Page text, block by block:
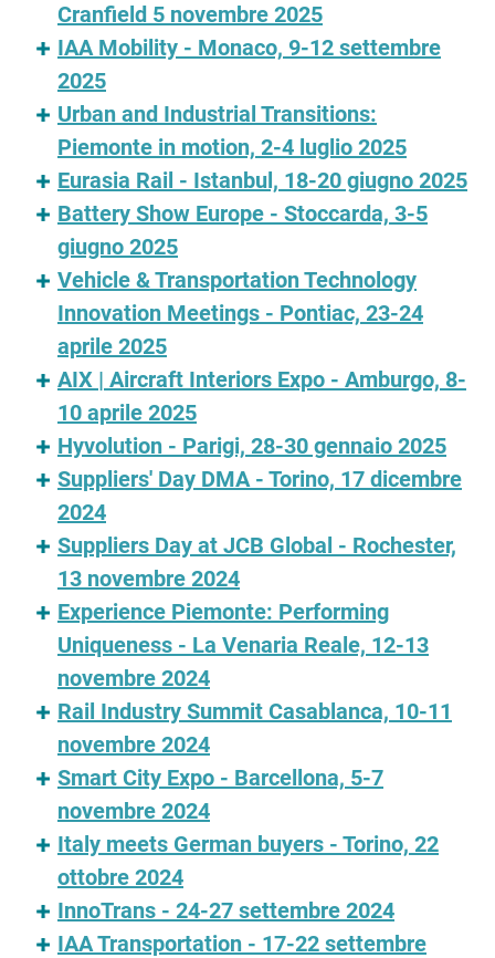
Cranfield 5 novembre 2025
IAA Mobility - Monaco, 9-12 settembre
2025
Urban and Industrial Transitions:
Piemonte in motion, 2-4 luglio 2025
Eurasia Rail - Istanbul, 18-20 giugno 2025
Battery Show Europe - Stoccarda, 3-5
giugno 2025
Vehicle & Transportation Technology
Innovation Meetings - Pontiac, 23-24
aprile 2025
AIX | Aircraft Interiors Expo - Amburgo, 8-
10 aprile 2025
Hyvolution - Parigi, 28-30 gennaio 2025
Suppliers' Day DMA - Torino, 17 dicembre
2024
Suppliers Day at JCB Global - Rochester,
13 novembre 2024
Experience Piemonte: Performing
Uniqueness - La Venaria Reale, 12-13
novembre 2024
Rail Industry Summit Casablanca, 10-11
novembre 2024
Smart City Expo - Barcellona, 5-7
novembre 2024
Italy meets German buyers - Torino, 22
ottobre 2024
InnoTrans - 24-27 settembre 2024
IAA Transportation - 17-22 settembre